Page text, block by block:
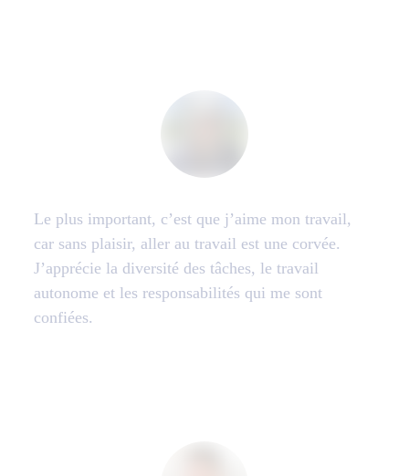
Le plus important, c’est que j’aime mon travail,
car sans plaisir, aller au travail est une corvée.
J’apprécie la diversité des tâches, le travail
autonome et les responsabilités qui me sont
confiées.